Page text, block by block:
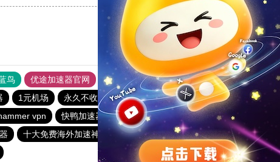
鸟 优途加速器官网 风驰加速器 旋风加速器
八戒看书
1元机场 永久不收费的nvp加速器
飞狗加速器
vpn 快鸭加速器 quickq
洋葱加速器
十大免费海外加速神器 极光加速器
猎豹加速器官网